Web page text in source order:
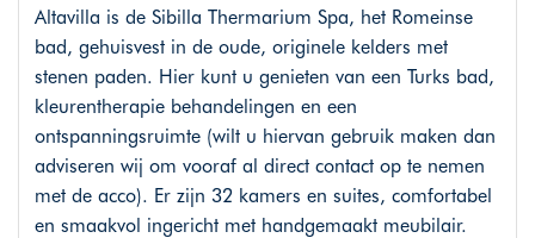
Altavilla is de Sibilla Thermarium Spa, het Romeinse
bad, gehuisvest in de oude, originele kelders met
stenen paden. Hier kunt u genieten van een Turks bad,
kleurentherapie behandelingen en een
ontspanningsruimte (wilt u hiervan gebruik maken dan
adviseren wij om vooraf al direct contact op te nemen
met de acco). Er zijn 32 kamers en suites, comfortabel
en smaakvol ingericht met handgemaakt meubilair.